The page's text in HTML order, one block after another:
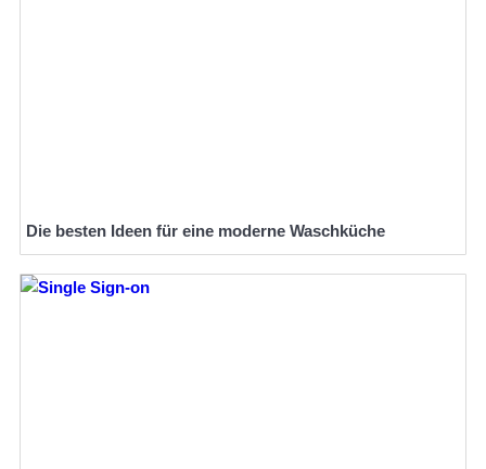
Die besten Ideen für eine moderne Waschküche